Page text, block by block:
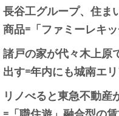
長谷工グループ、住ま
商品=「ファミーレキ
諸戸の家が代々木上原
出す=年内にも城南エ
リノべると東急不動